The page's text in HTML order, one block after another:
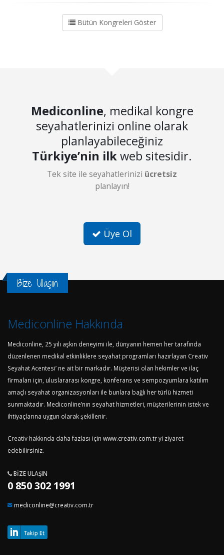
Bütün Kongreleri Göster
Mediconline, medikal kongre
seyahatlerinizi online olarak
planlayabileceğiniz
Türkiye’nin ilkweb sitesidir.
Tek site ile seyahatlerinizi ücretsiz
planlayın!
Üye Ol
Bize Ulaşın
Mediconline Hakkında
Mediconline, 25 yılı aşkın deneyimi ile, dünyanın hemen her tarafında
düzenlenen medikal etkinliklere seyahat programları hazırlayan Creativ
Seyahat Acentesi’ ne ait bir markadır. Müşterisi olan hekimler ve ilaç
firmaları için, uluslararası kongre, konferans ve sempozyumlara katılım
amaçlı seyahat organizasyonları ile bunlara bağlı her türlü hizmeti
sunmaktadır. Mediconline’nın seyahat hizmetleri, müşterilerinin istek ve
ihtiyaçlarına uygun olarak şekillenir.
Creativ hakkında daha fazlası için www.creativ.com.tryi ziyaret
edebilirsiniz.
BIZE ULAŞIN
0 850 302 1991
mediconline@creativ.com.tr